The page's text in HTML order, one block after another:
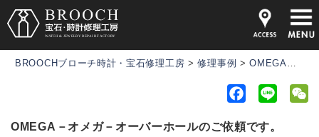
BROOCHブローチ時計・宝石修理工房 >修理事例 >OMEGA－オメガ－オーバーホールのご依頼です。
c
OMEGA－オメガ－オーバーホールのご依頼です。